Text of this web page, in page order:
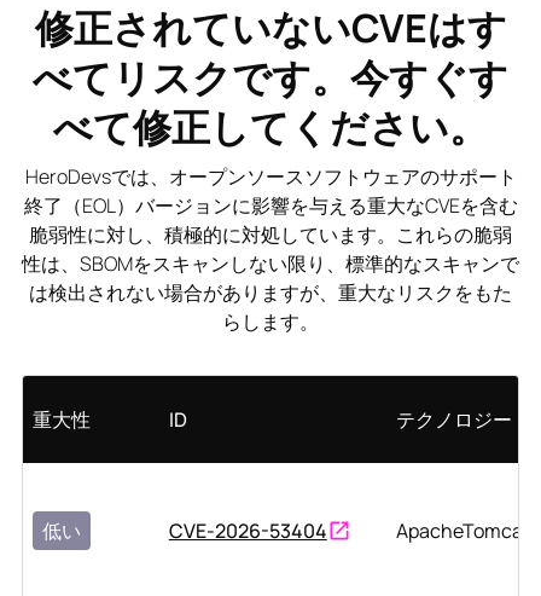
修正されていないCVEはす
べてリスクです。今すぐす
べて修正してください。
HeroDevsでは、オープンソースソフトウェアのサポート
終了（EOL）バージョンに影響を与える重大なCVEを含む
脆弱性に対し、積極的に対処しています。これらの脆弱
性は、SBOMをスキャンしない限り、標準的なスキャンで
は検出されない場合がありますが、重大なリスクをもた
らします。
重大性 ID テクノロジー
低い CVE-2026-53404 ApacheTomcat